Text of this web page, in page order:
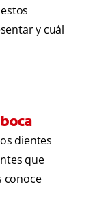
y cuál
dientes
que
conoce